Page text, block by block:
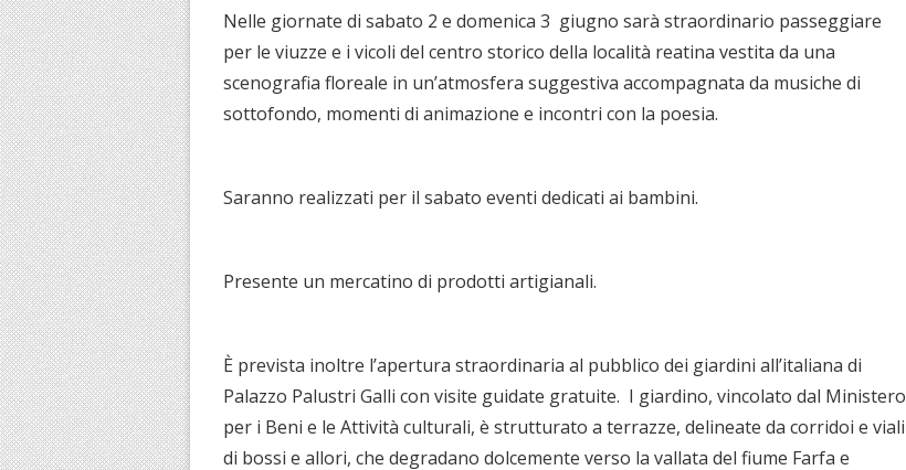
Nelle giornate di sabato 2 e domenica 3 giugno sarà straordinario passeggiare
per le viuzze e i vicoli del centro storico della località reatina vestita da una
scenografia floreale in un’atmosfera suggestiva accompagnata da musiche di
sottofondo, momenti di animazione e incontri con la poesia.
Saranno realizzati per il sabato eventi dedicati ai bambini.
Presente un mercatino di prodotti artigianali.
È prevista inoltre l’apertura straordinaria al pubblico dei giardini all’italiana di
Palazzo Palustri Galli con visite guidate gratuite. I giardino, vincolato dal Ministero
per i Beni e le Attività culturali, è strutturato a terrazze, delineate da corridoi e viali
di bossi e allori, che degradano dolcemente verso la vallata del fiume Farfa e